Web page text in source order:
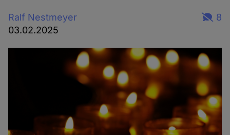
Ralf Nestmeyer
03.02.2025
8